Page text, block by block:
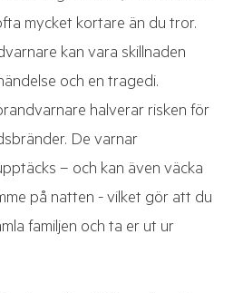
mycket kortare än du tror.
kan vara skillnaden
och en tragedi.
halverar risken för
De varnar
– och kan även väcka
på natten - vilket gör att du
familjen och ta er ut ur